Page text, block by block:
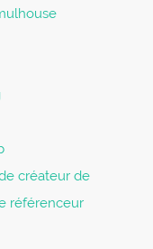
créateur de
référenceur